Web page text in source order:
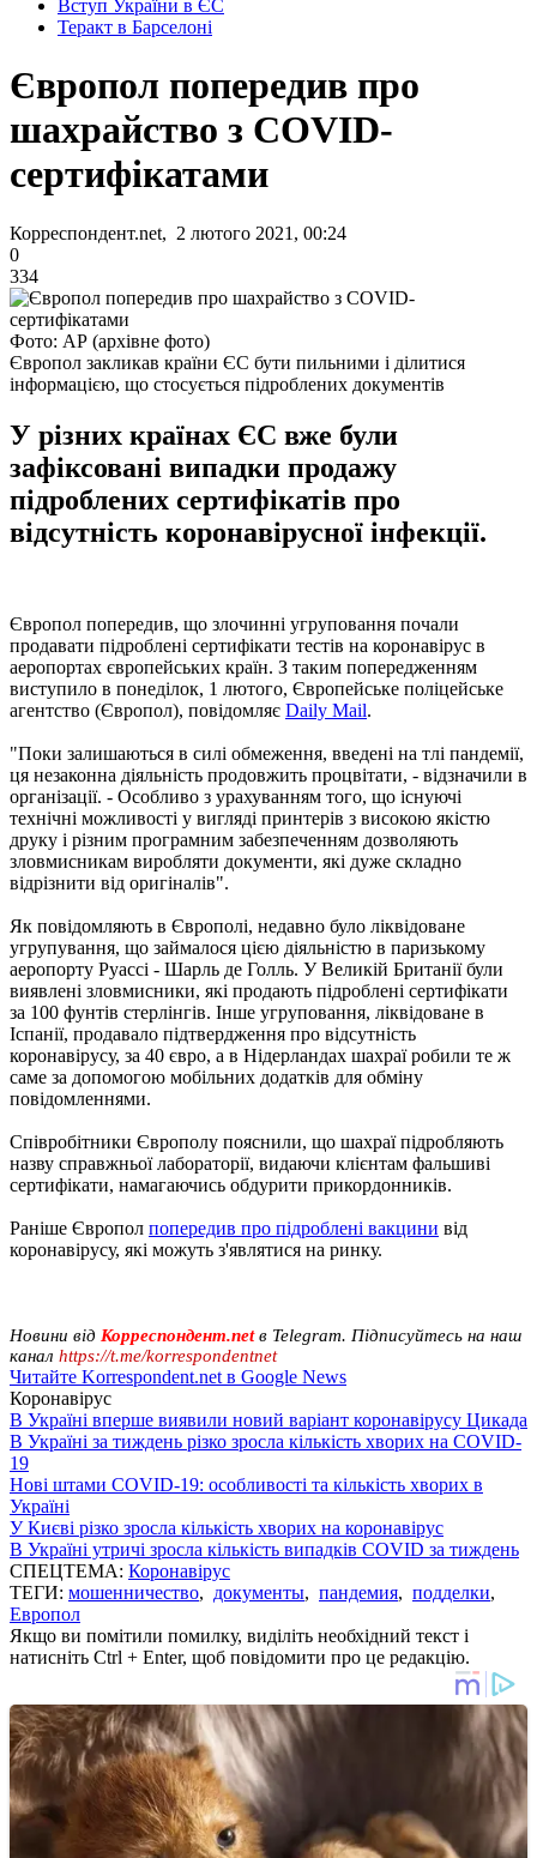
Вступ України в ЄС
Теракт в Барселоні
Європол попередив про
шахрайство з COVID-
сертифікатами
Корреспондент.net, 2 лютого 2021, 00:24
0
334
Фото: АР (архівне фото)
Європол закликав країни ЄС бути пильними і ділитися
інформацією, що стосується підроблених документів
У різних країнах ЄС вже були
зафіксовані випадки продажу
підроблених сертифікатів про
відсутність коронавірусної інфекції.
Європол попередив, що злочинні угруповання почали
продавати підроблені сертифікати тестів на коронавірус в
аеропортах європейських країн. З таким попередженням
виступило в понеділок, 1 лютого, Європейське поліцейське
агентство (Європол), повідомляє Daily Mail.
"Поки залишаються в силі обмеження, введені на тлі пандемії,
ця незаконна діяльність продовжить процвітати, - відзначили в
організації. - Особливо з урахуванням того, що існуючі
технічні можливості у вигляді принтерів з високою якістю
друку і різним програмним забезпеченням дозволяють
зловмисникам виробляти документи, які дуже складно
відрізнити від оригіналів".
Як повідомляють в Європолі, недавно було ліквідоване
угрупування, що займалося цією діяльністю в паризькому
аеропорту Руассі - Шарль де Голль. У Великій Британії були
виявлені зловмисники, які продають підроблені сертифікати
за 100 фунтів стерлінгів. Інше угруповання, ліквідоване в
Іспанії, продавало підтвердження про відсутність
коронавірусу, за 40 євро, а в Нідерландах шахраї робили те ж
саме за допомогою мобільних додатків для обміну
повідомленнями.
Співробітники Європолу пояснили, що шахраї підробляють
назву справжньої лабораторії, видаючи клієнтам фальшиві
сертифікати, намагаючись обдурити прикордонників.
Раніше Європол попередив про підроблені вакцини від
коронавірусу, які можуть з'являтися на ринку.
Новини від Корреспондент.netв Telegram. Підписуйтесь на наш
канал https://t.me/korrespondentnet
Читайте Korrespondent.net в Google News
Коронавірус
В Україні вперше виявили новий варіант коронавірусу Цикада
В Україні за тиждень різко зросла кількість хворих на COVID-
19
Нові штами COVID-19: особливості та кількість хворих в
Україні
У Києві різко зросла кількість хворих на коронавірус
В Україні утричі зросла кількість випадків COVID за тиждень
СПЕЦТЕМА: Коронавірус
ТЕГИ: мошенничество, документы, пандемия, подделки,
Европол
Якщо ви помітили помилку, виділіть необхідний текст і
натисніть Ctrl + Enter, щоб повідомити про це редакцію.